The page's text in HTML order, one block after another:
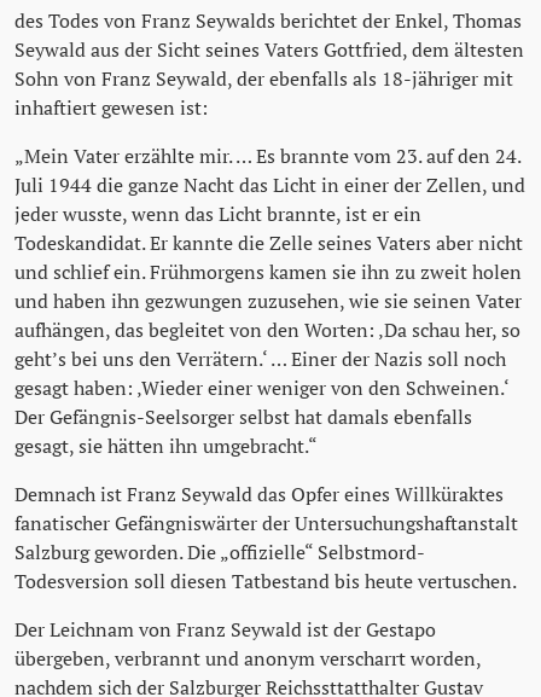
des Todes von Franz Seywalds berichtet der Enkel, Thomas
Seywald aus der Sicht seines Vaters Gottfried, dem ältesten
Sohn von Franz Seywald, der ebenfalls als 18-jähriger mit
inhaftiert gewesen ist:
„Mein Vater erzählte mir. … Es brannte vom 23. auf den 24.
Juli 1944 die ganze Nacht das Licht in einer der Zellen, und
jeder wusste, wenn das Licht brannte, ist er ein
Todeskandidat. Er kannte die Zelle seines Vaters aber nicht
und schlief ein. Frühmorgens kamen sie ihn zu zweit holen
und haben ihn gezwungen zuzusehen, wie sie seinen Vater
aufhängen, das begleitet von den Worten: ‚Da schau her, so
geht’s bei uns den Verrätern.‘ … Einer der Nazis soll noch
gesagt haben: ‚Wieder einer weniger von den Schweinen.‘
Der Gefängnis-Seelsorger selbst hat damals ebenfalls
gesagt, sie hätten ihn umgebracht.“
Demnach ist Franz Seywald das Opfer eines Willküraktes
fanatischer Gefängniswärter der Untersuchungshaftanstalt
Salzburg geworden. Die „offizielle“ Selbstmord-
Todesversion soll diesen Tatbestand bis heute vertuschen.
Der Leichnam von Franz Seywald ist der Gestapo
übergeben, verbrannt und anonym verscharrt worden,
nachdem sich der Salzburger Reichssttatthalter Gustav